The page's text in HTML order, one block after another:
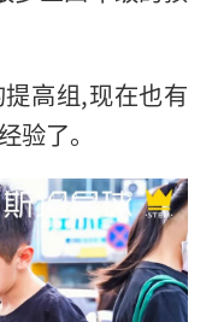
高组,现在也有
验了。